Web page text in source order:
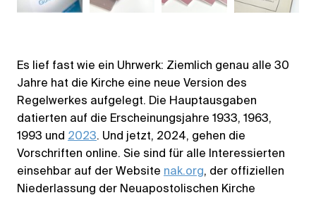
Es lief fast wie ein Uhrwerk: Ziemlich genau alle 30
Jahre hat die Kirche eine neue Version des
Regelwerkes aufgelegt. Die Hauptausgaben
datierten auf die Erscheinungsjahre 1933, 1963,
1993 und 2023. Und jetzt, 2024, gehen die
Vorschriften online. Sie sind für alle Interessierten
einsehbar auf der Website nak.org, der offiziellen
Niederlassung der Neuapostolischen Kirche